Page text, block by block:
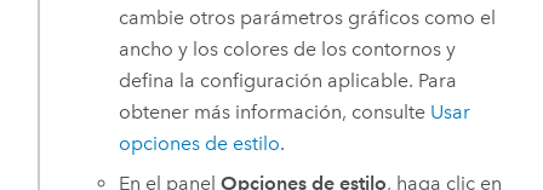
cambie otros parámetros gráficos como el
ancho y los colores de los contornos y
defina la configuración aplicable. Para
obtener más información, consulte Usar
opciones de estilo.
En el panelOpciones de estilo, haga clic en